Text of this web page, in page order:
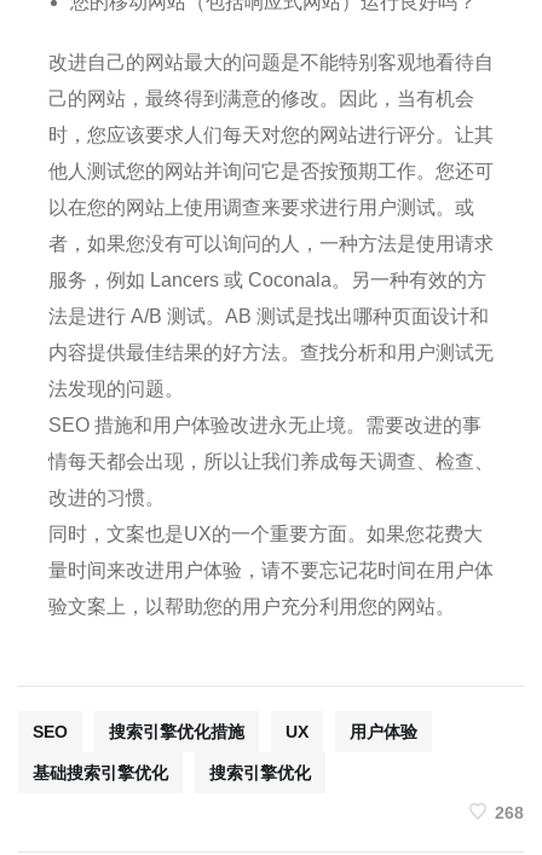
改进自己的网站最大的问题是不能特别客观地看待自
己的网站，最终得到满意的修改。
因此，当有机会
时，您应该要求人们每天对您的网站进行评分。 让其
他人测试您的网站并询问它是否按预期工作。 您还可
以在您的网站上使用调查来要求进行用户测试。 或
者，如果您没有可以询问的人，一种方法是使用请求
服务，例如 Lancers 或 Coconala。
另一种有效的方
法是进行 A/B 测试。 AB 测试是找出哪种页面设计和
内容提供最佳结果的好方法。 查找分析和用户测试无
法发现的问题。
SEO 措施和用户体验改进永无止境。 需要改进的事
情每天都会出现，所以让我们养成每天调查、检查、
改进的习惯。
同时，文案也是UX的一个重要方面。 如果您花费大
量时间来改进用户体验，请不要忘记花时间在用户体
验文案上，以帮助您的用户充分利用您的网站。
SEO 搜索引擎优化措施 UX 用户体验
基础搜索引擎优化 搜索引擎优化
268